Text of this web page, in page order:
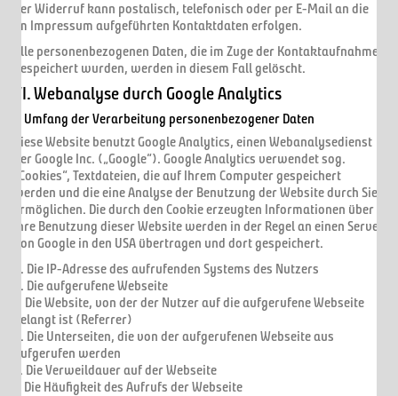
Der Widerruf kann postalisch, telefonisch oder per E-Mail an die
im Impressum aufgeführten Kontaktdaten erfolgen.
Alle personenbezogenen Daten, die im Zuge der Kontaktaufnahme
gespeichert wurden, werden in diesem Fall gelöscht.
VI. Webanalyse durch Google Analytics
1. Umfang der Verarbeitung personenbezogener Daten
Diese Website benutzt Google Analytics, einen Webanalysedienst
der Google Inc. („Google“). Google Analytics verwendet sog.
„Cookies“, Textdateien, die auf Ihrem Computer gespeichert
werden und die eine Analyse der Benutzung der Website durch Sie
ermöglichen. Die durch den Cookie erzeugten Informationen über
Ihre Benutzung dieser Website werden in der Regel an einen Server
von Google in den USA übertragen und dort gespeichert.
a. Die IP-Adresse des aufrufenden Systems des Nutzers
b. Die aufgerufene Webseite
c. Die Website, von der der Nutzer auf die aufgerufene Webseite
gelangt ist (Referrer)
d. Die Unterseiten, die von der aufgerufenen Webseite aus
aufgerufen werden
e. Die Verweildauer auf der Webseite
f. Die Häufigkeit des Aufrufs der Webseite